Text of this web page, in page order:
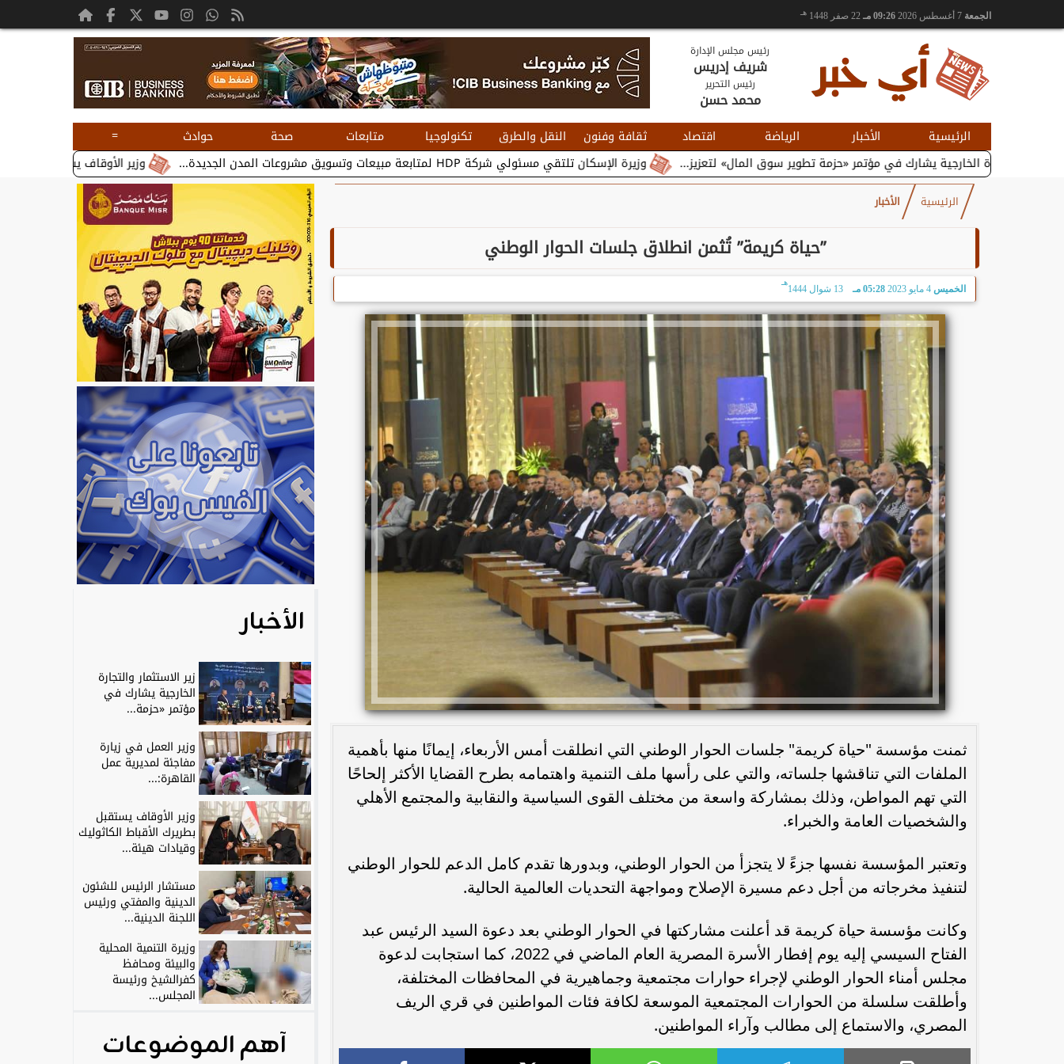
الجمعة 09:26 مـ 22 صفر 1448 هـ
رئيس مجلس الإدارة
شريف إدريس
رئيس التحرير
محمد حسن
الرئيسية الأخبار الرياضة اقتصاد ثقافة وفنون النقل والطرق تكنولوجيا متابعات صحة حوادث
=
وزير الأوقاف يستقبل بطريرك الأقباط
وزيرة الإسكان تلتقي مسئولي شركة HDP لمتابعة مبيعات وتسويق مشروعات المدن الجديدة... الخارجية يشارك في مؤتمر «حزمة تطوير سوق المال» لتعزيز...
الرئيسية الأخبار
”حياة كريمة” تُثمن انطلاق جلسات الحوار الوطني
الخميس 4 مايو 2023 05:28 مـ 13 شوال 1444
هـ
ثمنت مؤسسة "حياة كريمة" جلسات الحوار الوطني التي انطلقت أمس الأربعاء، إيمانًا منها بأهمية
الملفات التي تناقشها جلساته، والتي على رأسها ملف التنمية واهتمامه بطرح القضايا الأكثر إلحاحًا
التي تهم المواطن، وذلك بمشاركة واسعة من مختلف القوى السياسية والنقابية والمجتمع الأهلي
والشخصيات العامة والخبراء.
وتعتبر المؤسسة نفسها جزءً لا يتجزأ من الحوار الوطني، وبدورها تقدم كامل الدعم للحوار الوطني
لتنفيذ مخرجاته من أجل دعم مسيرة الإصلاح ومواجهة التحديات العالمية الحالية.
وكانت مؤسسة حياة كريمة قد أعلنت مشاركتها في الحوار الوطني بعد دعوة السيد الرئيس عبد
الفتاح السيسي إليه يوم إفطار الأسرة المصرية العام الماضي في 2022، كما استجابت لدعوة
مجلس أمناء الحوار الوطني لإجراء حوارات مجتمعية وجماهيرية في المحافظات المختلفة،
وأطلقت سلسلة من الحوارات المجتمعية الموسعة لكافة فئات المواطنين في قري الريف
المصري، والاستماع إلى مطالب وآراء المواطنين.
الأخبار
زير الاستثمار والتجارة
الخارجية يشارك في
مؤتمر «حزمة...
وزير العمل في زيارة
مفاجئة لمديرية عمل
القاهرة:...
وزير الأوقاف يستقبل
بطريرك الأقباط الكاثوليك
وقيادات هيئة...
مستشار الرئيس للشئون
الدينية والمفتي ورئيس
اللجنة الدينية...
وزيرة التنمية المحلية
والبيئة ومحافظ
كفرالشيخ ورئيسة
المجلس...
آهم الموضوعات